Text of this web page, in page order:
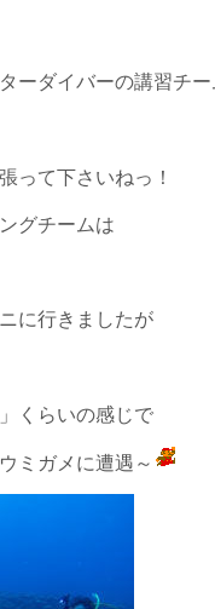
ーダイバーの講習チ
って下さいねっ！
グチームは
に行きましたが
くらいの感じで
ミガメに遭遇～